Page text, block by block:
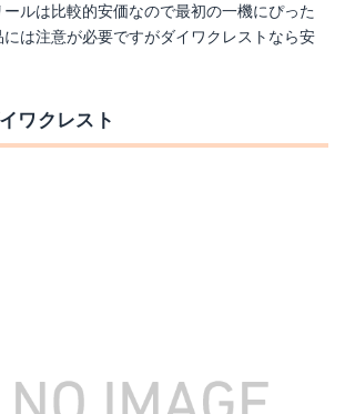
ルは比較的安価なので最初の一機にぴった
には注意が必要ですがダイワクレストなら安
ワクレスト